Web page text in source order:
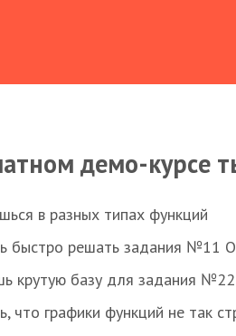
демо-курсе
в разных типах функций
быстро решать задания №11
крутую базу для задания
что графики функций не так